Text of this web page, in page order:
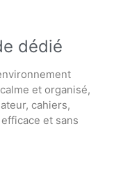
dédié
et organisé,
cahiers,
et sans